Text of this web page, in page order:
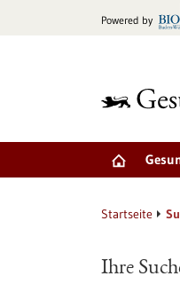
Powered by
Startseite
Ihre